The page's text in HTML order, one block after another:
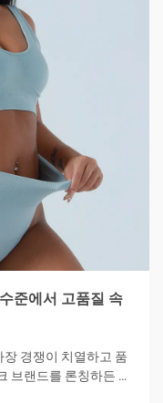
준에서 고품질 속
경쟁이 치열하고 품
브랜드를 론칭하든 기